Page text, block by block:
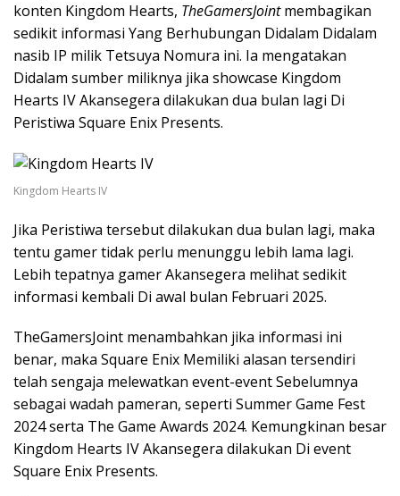
konten Kingdom Hearts, TheGamersJointmembagikan
sedikit informasi Yang Berhubungan Didalam Didalam
nasib IP milik Tetsuya Nomura ini. Ia mengatakan
Didalam sumber miliknya jika showcase Kingdom
Hearts IV Akansegera dilakukan dua bulan lagi Di
Peristiwa Square Enix Presents.
Kingdom Hearts IV
Jika Peristiwa tersebut dilakukan dua bulan lagi, maka
tentu gamer tidak perlu menunggu lebih lama lagi.
Lebih tepatnya gamer Akansegera melihat sedikit
informasi kembali Di awal bulan Februari 2025.
TheGamersJoint menambahkan jika informasi ini
benar, maka Square Enix Memiliki alasan tersendiri
telah sengaja melewatkan event-event Sebelumnya
sebagai wadah pameran, seperti Summer Game Fest
2024 serta The Game Awards 2024. Kemungkinan besar
Kingdom Hearts IV Akansegera dilakukan Di event
Square Enix Presents.